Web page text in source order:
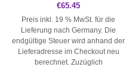
€65.45
Preis inkl. 19 % MwSt. für die
Lieferung nach Germany. Die
endgültige Steuer wird anhand der
Lieferadresse im Checkout neu
berechnet. Zuzüglich